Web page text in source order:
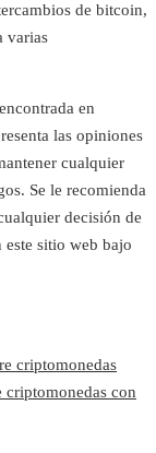
de bitcoin,
varias
en
las opiniones
cualquier
Se le recomienda
decisión de
sitio web bajo
criptomonedas
criptomonedas con